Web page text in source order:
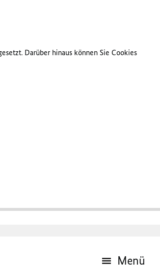
Darüber hinaus können Sie Cookies
Menü